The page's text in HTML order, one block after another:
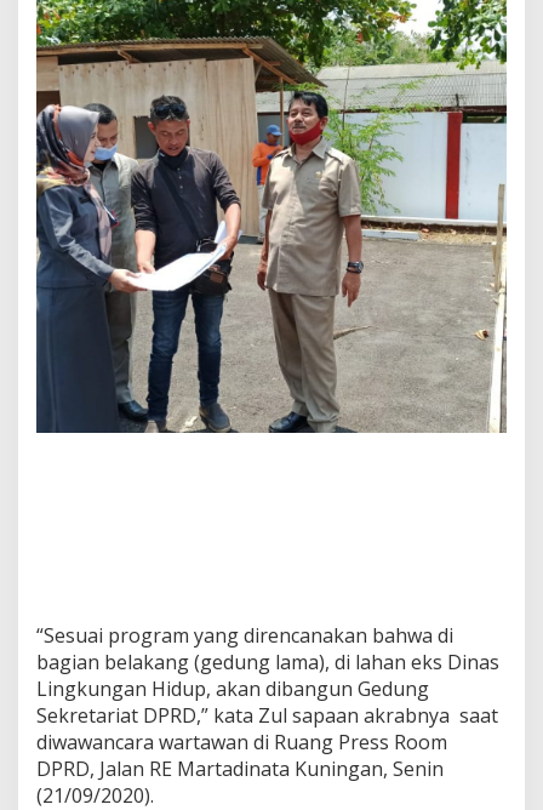
“Sesuai program yang direncanakan bahwa di
bagian belakang (gedung lama), di lahan eks Dinas
Lingkungan Hidup, akan dibangun Gedung
Sekretariat DPRD,” kata Zul sapaan akrabnya saat
diwawancara wartawan di Ruang Press Room
DPRD, Jalan RE Martadinata Kuningan, Senin
(21/09/2020).